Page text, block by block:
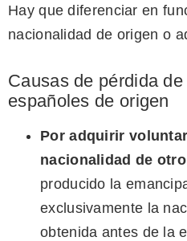
Hay que diferenciar en
nacionalidad de origen o
Causas de pérdida
españoles de origen
Por adquirir
nacionalidad de
producido la
exclusivamente la
obtenida antes de la